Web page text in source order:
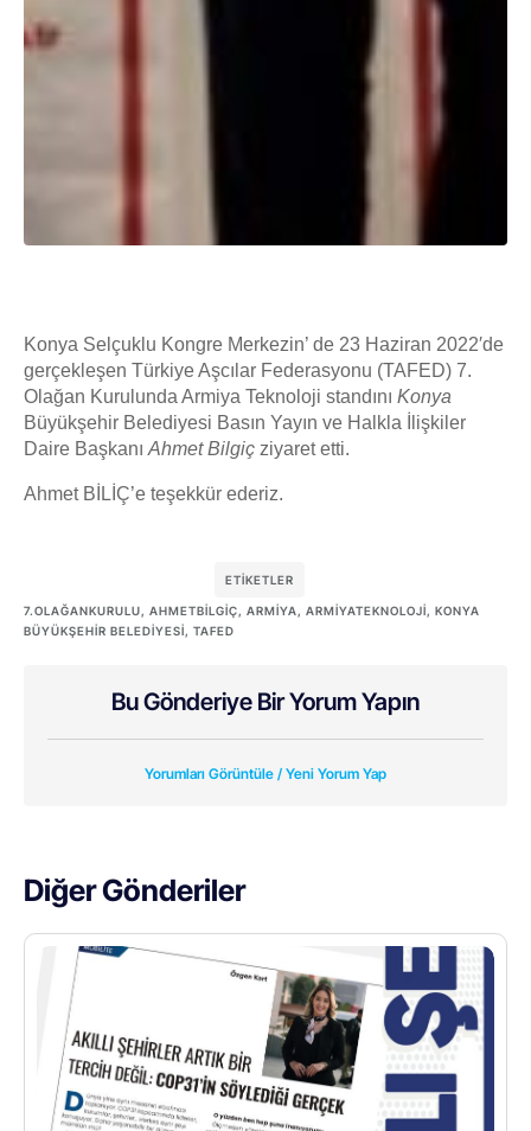
Konya Selçuklu Kongre Merkezin’ de 23 Haziran 2022′de
gerçekleşen Türkiye Aşcılar Federasyonu (TAFED) 7.
Olağan Kurulunda Armiya Teknoloji standını Konya
Büyükşehir Belediyesi Basın Yayın ve Halkla İlişkiler
Daire Başkanı Ahmet Bilgiç ziyaret etti.
Ahmet BİLİÇ’e teşekkür ederiz.
ETIKETLER
7.OLAĞANKURULU, AHMETBİLGİÇ, ARMIYA, ARMIYATEKNOLOJI, KONYA
BÜYÜKŞEHIR BELEDIYESI, TAFED
Bu Gönderiye Bir Yorum Yapın
Yorumları Görüntüle / Yeni Yorum Yap
Diğer Gönderiler